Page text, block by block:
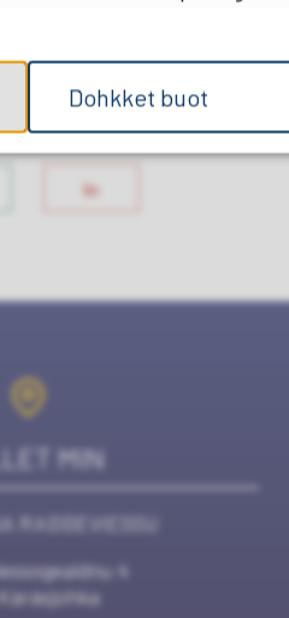
In
MIN
RAĐĐEVIESSU
4
Dohkket buot